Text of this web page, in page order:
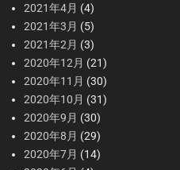
2021年4月 (4)
2021年3月 (5)
2021年2月 (3)
2020年12月 (21)
2020年11月 (30)
2020年10月 (31)
2020年9月 (30)
2020年8月 (29)
2020年7月 (14)